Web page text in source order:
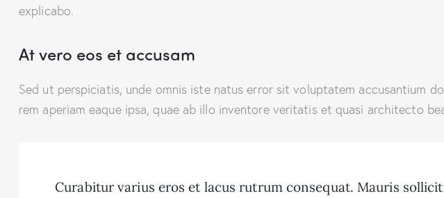
explicabo.
At vero eos et accusam
Sed ut perspiciatis, unde omnis iste natus error sit voluptatem accusantium
rem aperiam eaque ipsa, quae ab illo inventore veritatis et quasi architecto
Curabitur varius eros et lacus rutrum consequat. Mauris